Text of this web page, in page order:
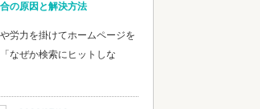
の原因と解決方法
労力を掛けてホームページを
なぜか検索にヒットしな